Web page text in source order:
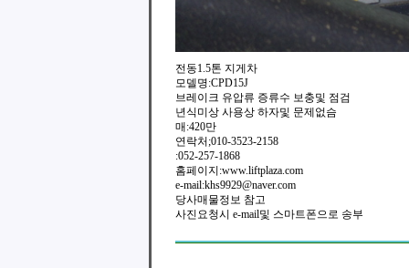
전동1.5톤 지게차
모델명:CPD15J
브레이크 유압류 증류수 보충및 점검
년식미상 사용상 하자및 문제없슴
매:420만
연락처;010-3523-2158
:052-257-1868
홈페이지:www.liftplaza.com
e-mail:khs9929@naver.com
당사매물정보 참고
사진요청시 e-mail및 스마트폰으로 송부